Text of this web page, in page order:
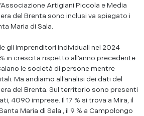
Artigiani Piccola e Media
del Brenta sono inclusi va spiegato i
Maria di Sala.
gli imprenditori individuali nel 2024
in crescita rispetto all’anno precedente
le società di persone mentre
Ma andiamo all’analisi dei dati del
del Brenta. Sul territorio sono presenti
4090 imprese. Il 17 % si trova a Mira, il
Maria di Sala , il 9 % a Campolongo